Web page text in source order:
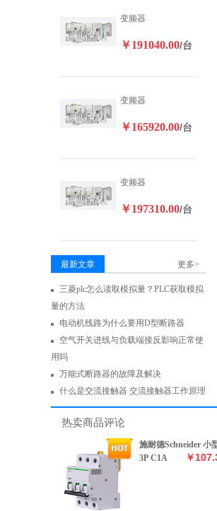
变频器
￥191040.00/台
变频器
￥165920.00/台
变频器
￥197310.00/台
最新文章 更多>
三菱plc怎么读取模拟量？PLC获取模拟
量的方法
电动机线路为什么要用D型断路器
空气开关进线与负载端接反影响正常使
用吗
万能式断路器的故障及解决
什么是交流接触器 交流接触器工作原理
热卖商品评论
施耐德Schneider 小
3P C1A
￥